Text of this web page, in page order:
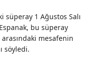
süperay 1 Ağustos Salı
bu süperay
mesafenin
söyledi.